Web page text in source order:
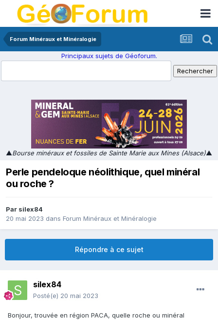
Forum Minéraux et Minéralogie
Principaux sujets de Géoforum.
▲Bourse minéraux et fossiles de Sainte Marie aux Mines (Alsace)▲
Perle pendeloque néolithique, quel minéral
ou roche ?
Par silex84
20 mai 2023 dans Forum Minéraux et Minéralogie
Répondre à ce sujet
silex84
Posté(e) 20 mai 2023
Bonjour, trouvée en région PACA, quelle roche ou minéral